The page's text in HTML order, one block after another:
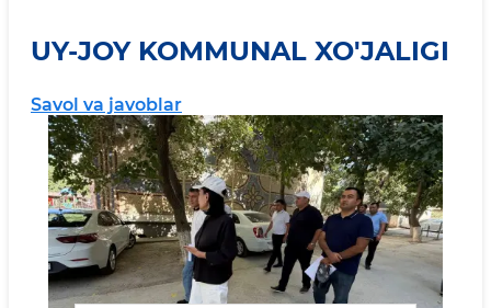
UY-JOY KOMMUNAL XO'JALIGI
Savol va javoblar